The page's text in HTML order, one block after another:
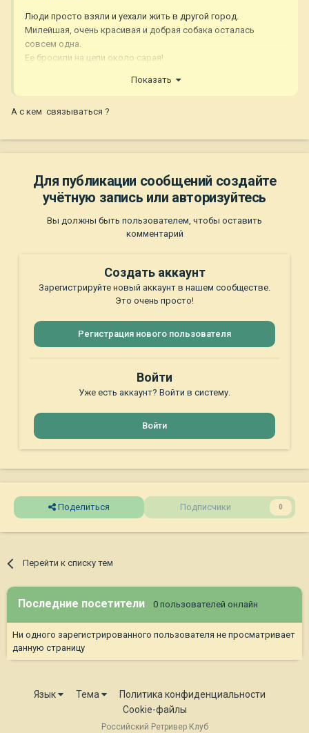
Люди просто взяли и уехали жить в другой город.
Милейшая, очень красивая и добрая собака осталась
совсем одна.
Ее бросили на цепи около сарая!
Соседи пока подкармливают её…
Ей нужен ЧЕЛОВЕК 🙏
Возможно полукровка(метис).
Показать
А с кем связываться ?
Для публикации сообщений создайте
учётную запись или авторизуйтесь
Вы должны быть пользователем, чтобы оставить
комментарий
Создать аккаунт
Зарегистрируйте новый аккаунт в нашем сообществе.
Это очень просто!
Регистрация нового пользователя
Войти
Уже есть аккаунт? Войти в систему.
Войти
Поделиться Подписчики 0
Перейти к списку тем
Последние посетители 0 пользователей онлайн
Ни одного зарегистрированного пользователя не просматривает
данную страницу
Язык Тема
Политика конфиденциальности
Cookie-файлы
Российский Ретривер Клуб